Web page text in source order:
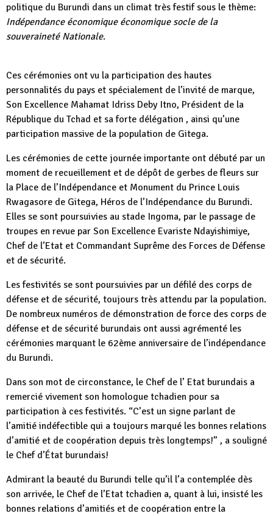
politique du Burundi dans un climat très festif sous le thème:
Indépendance économique économique socle de la
souveraineté Nationale.
Ces cérémonies ont vu la participation des hautes
personnalités du pays et spécialement de l’invité de marque,
Son Excellence Mahamat Idriss Deby Itno, Président de la
République du Tchad et sa forte délégation , ainsi qu’une
participation massive de la population de Gitega.
Les cérémonies de cette journée importante ont débuté par un
moment de recueillement et de dépôt de gerbes de fleurs sur
la Place de l’Indépendance et Monument du Prince Louis
Rwagasore de Gitega, Héros de l’Indépendance du Burundi.
Elles se sont poursuivies au stade Ingoma, par le passage de
troupes en revue par Son Excellence Evariste Ndayishimiye,
Chef de l’Etat et Commandant Suprême des Forces de Défense
et de sécurité.
Les festivités se sont poursuivies par un défilé des corps de
défense et de sécurité, toujours très attendu par la population.
De nombreux numéros de démonstration de force des corps de
défense et de sécurité burundais ont aussi agrémenté les
cérémonies marquant le 62ème anniversaire de l’indépendance
du Burundi.
Dans son mot de circonstance, le Chef de l’ Etat burundais a
remercié vivement son homologue tchadien pour sa
participation à ces festivités. “C’est un signe parlant de
l’amitié indéfectible qui a toujours marqué les bonnes relations
d’amitié et de coopération depuis très longtemps!” , a souligné
le Chef d’État burundais!
Admirant la beauté du Burundi telle qu’il l’a contemplée dès
son arrivée, le Chef de l’Etat tchadien a, quant à lui, insisté les
bonnes relations d’amitiés et de coopération entre la